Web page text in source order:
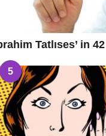
Tatlıses’ in
5